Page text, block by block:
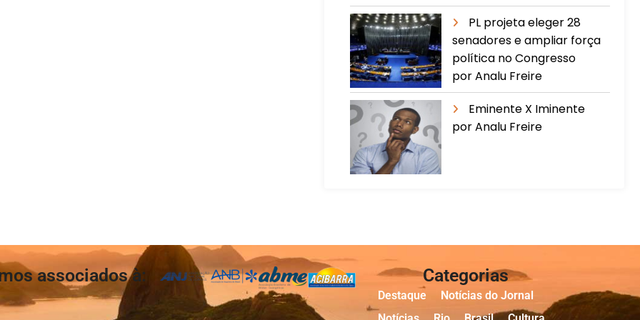
PL projeta eleger 28
senadores e ampliar força
política no Congresso
por Analu Freire
Eminente X Iminente
por Analu Freire
associados à: Categorias
Destaque
Notícias do Jornal